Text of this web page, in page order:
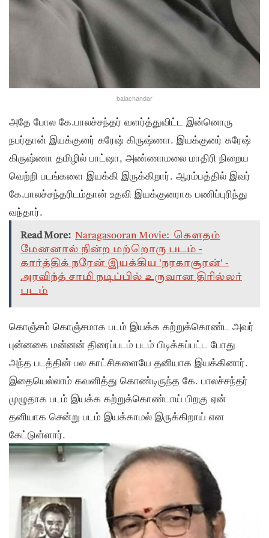
balachandar
அதே போல கே.பாலச்சந்தர் வளர்த்துவிட்ட இன்னொரு
நபர்தான் இயக்குனர் சுரேஷ் கிருஷ்ணா. இயக்குனர் சுரேஷ்
கிருஷ்ணா தமிழில் பாட்ஷா, அண்ணாமலை மாதிரி நிறைய
வெற்றி படங்களை இயக்கி இருக்கிறார். ஆரம்பத்தில் இவர்
கே.பாலச்சந்தரிடம்தான் உதவி இயக்குனராக பணிப்புரிந்து
வந்தார்.
Read More: Naragasooran Movie: கௌதம்
மேனனால் நின்ற மற்றொரு படம் -
கார்த்திக் நரேன் இயக்கிய 'நரகாசூரன்' -
அரவிந்த் சாமி நடிப்பில் உருவான திரில்லர்
படம்
கொஞ்சம் கொஞ்சமாக படம் இயக்க கற்றுக்கொண்ட அவர்
புன்னகை மன்னன் திரைப்படம் படம் பிடிக்கப்பட்ட போது
அந்த படத்தின் பல காட்சிகளையே தனியாக இயக்கினார்.
இதையெல்லாம் கவனித்து கொண்டிருந்த கே. பாலச்சந்தர்
முழுதாக படம் இயக்க கற்றுக்கொண்டாய் பிறகு ஏன்
தனியாக சென்று படம் இயக்காமல் இருக்கிறாய் என
கேட்டுள்ளார்.